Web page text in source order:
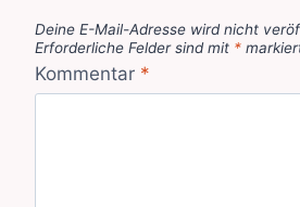
Deine E-Mail-Adresse wird nicht
Erforderliche Felder sind mit *
Kommentar *